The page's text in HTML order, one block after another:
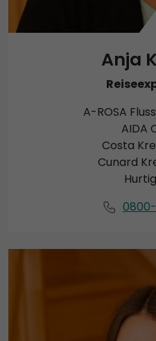
Anja
A-ROSA
AIDA
Costa
Cunard